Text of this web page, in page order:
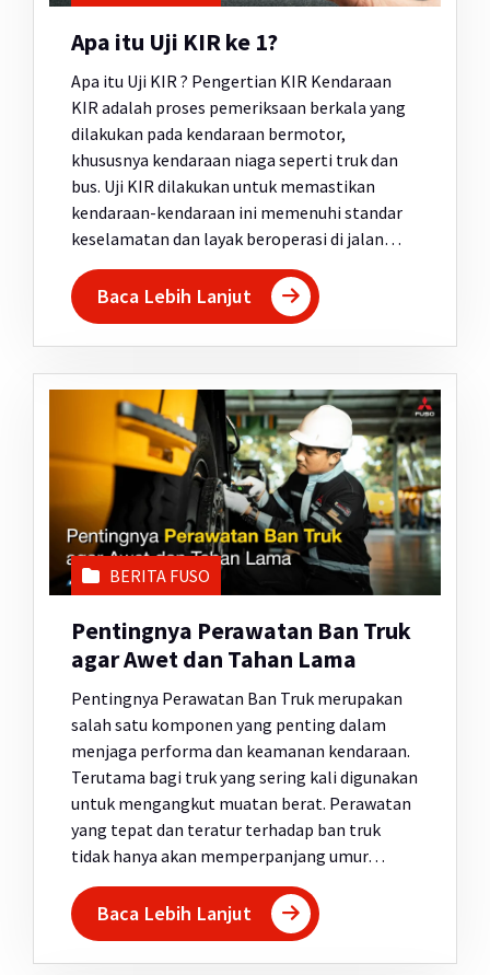
Apa itu Uji KIR ke 1?
Apa itu Uji KIR ? Pengertian KIR Kendaraan
KIR adalah proses pemeriksaan berkala yang
dilakukan pada kendaraan bermotor,
khususnya kendaraan niaga seperti truk dan
bus. Uji KIR dilakukan untuk memastikan
kendaraan-kendaraan ini memenuhi standar
keselamatan dan layak beroperasi di jalan…
Baca Lebih Lanjut
BERITA FUSO
Pentingnya Perawatan Ban Truk
agar Awet dan Tahan Lama
Pentingnya Perawatan Ban Truk merupakan
salah satu komponen yang penting dalam
menjaga performa dan keamanan kendaraan.
Terutama bagi truk yang sering kali digunakan
untuk mengangkut muatan berat. Perawatan
yang tepat dan teratur terhadap ban truk
tidak hanya akan memperpanjang umur…
Baca Lebih Lanjut